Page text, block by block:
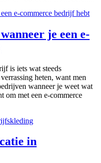
je een e-
is iets wat steeds
heten, want men
wanneer je weet wat
om met een e-commerce
in